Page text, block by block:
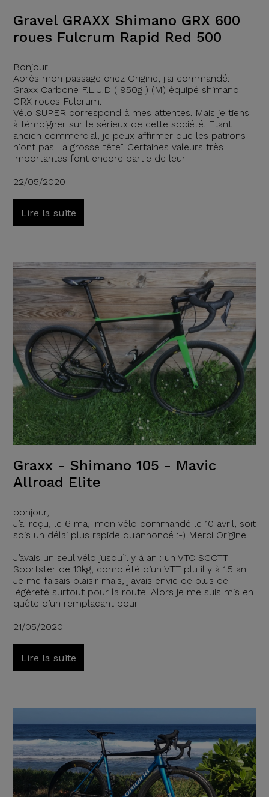
Gravel GRAXX Shimano GRX 600
roues Fulcrum Rapid Red 500
Bonjour,
Après mon passage chez Origine, j'ai commandé:
Graxx Carbone F.L.U.D ( 950g ) (M) équipé shimano
GRX roues Fulcrum.
Vélo SUPER correspond à mes attentes. Mais je tiens
à témoigner sur le sérieux de cette société. Etant
ancien commercial, je peux affirmer que les patrons
n'ont pas "la grosse tête". Certaines valeurs très
importantes font encore partie de leur
22/05/2020
Lire la suite
Graxx - Shimano 105 - Mavic
Allroad Elite
bonjour,
J’ai reçu, le 6 ma,i mon vélo commandé le 10 avril, soit
sois un délai plus rapide qu’annoncé :-) Merci Origine
J’avais un seul vélo jusqu’il y à an : un VTC SCOTT
Sportster de 13kg, complété d’un VTT plu il y à 1.5 an.
Je me faisais plaisir mais, j'avais envie de plus de
légèreté surtout pour la route. Alors je me suis mis en
quête d’un remplaçant pour
21/05/2020
Lire la suite